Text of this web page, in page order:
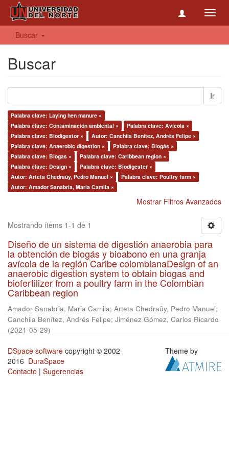
Buscar
Buscar
Ir
Palabra clave: Laying hen manure ×
Palabra clave: Contaminación ambiental ×
Palabra clave: Avícola ×
Palabra clave: Biodigestor ×
Autor: Canchila Benítez, Andrés Felipe ×
Palabra clave: Anaerobic digestion ×
Palabra clave: Biogás ×
Palabra clave: Biogas ×
Palabra clave: Caribbean region ×
Palabra clave: Design ×
Palabra clave: Biodigester ×
Autor: Arteta Chedraüy, Pedro Manuel ×
Palabra clave: Poultry farm ×
Autor: Amador Sanabria, Maria Camila ×
Mostrar Filtros Avanzados
Mostrando ítems 1-1 de 1
Diseño de un sistema de digestión anaerobia para
la obtención de biogás y bioabono en una granja
avícola de la región Caribe colombianaDesign of an
anaerobic digestion system to obtain biogas and
biofertilizer from a poultry farm in the Colombian
Caribbean region
Amador Sanabria, Maria Camila; Arteta Chedraüy, Pedro Manuel;
Canchila Benítez, Andrés Felipe; Jiménez Gómez, Carlos Ricardo
(2021-05-29)
DSpace software copyright © 2002-
2016 DuraSpace
Contacto | Sugerencias
Theme by